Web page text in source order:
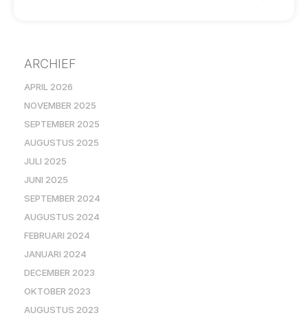
ARCHIEF
APRIL 2026
NOVEMBER 2025
SEPTEMBER 2025
AUGUSTUS 2025
JULI 2025
JUNI 2025
SEPTEMBER 2024
AUGUSTUS 2024
FEBRUARI 2024
JANUARI 2024
DECEMBER 2023
OKTOBER 2023
AUGUSTUS 2023